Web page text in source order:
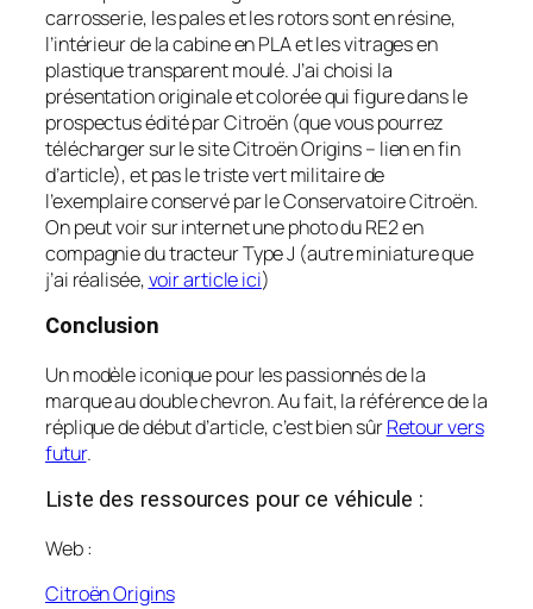
carrosserie, les pales et les rotors sont en résine,
l’intérieur de la cabine en PLA et les vitrages en
plastique transparent moulé. J’ai choisi la
présentation originale et colorée qui figure dans le
prospectus édité par Citroën (que vous pourrez
télécharger sur le site Citroën Origins – lien en fin
d’article), et pas le triste vert militaire de
l’exemplaire conservé par le Conservatoire Citroën.
On peut voir sur internet une photo du RE2 en
compagnie du tracteur Type J (autre miniature que
j’ai réalisée,voir article ici)
Conclusion
Un modèle iconique pour les passionnés de la
marque au double chevron. Au fait, la référence de la
réplique de début d’article, c’est bien sûrRetour vers
futur.
Liste des ressources pour ce véhicule :
Web :
Citroën Origins